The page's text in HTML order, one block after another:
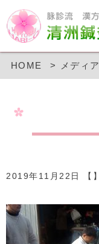
HOME メディア
2019年11月22日 【】